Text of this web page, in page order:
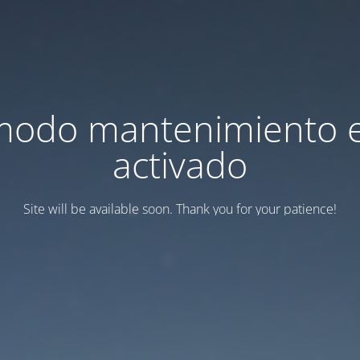
mantenimiento
activado
Site will be available soon. Thank you for your patience!